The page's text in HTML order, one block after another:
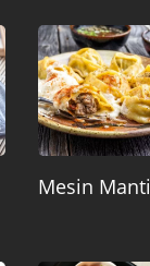
Mesin Manti